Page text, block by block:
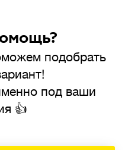
подобрать
под ваши
👍